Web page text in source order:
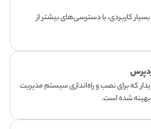
کاربردی، با دسترسی‌های بیشتر از
که برای نصب و راه‌اندازی سیستم مدیریت
شده است.